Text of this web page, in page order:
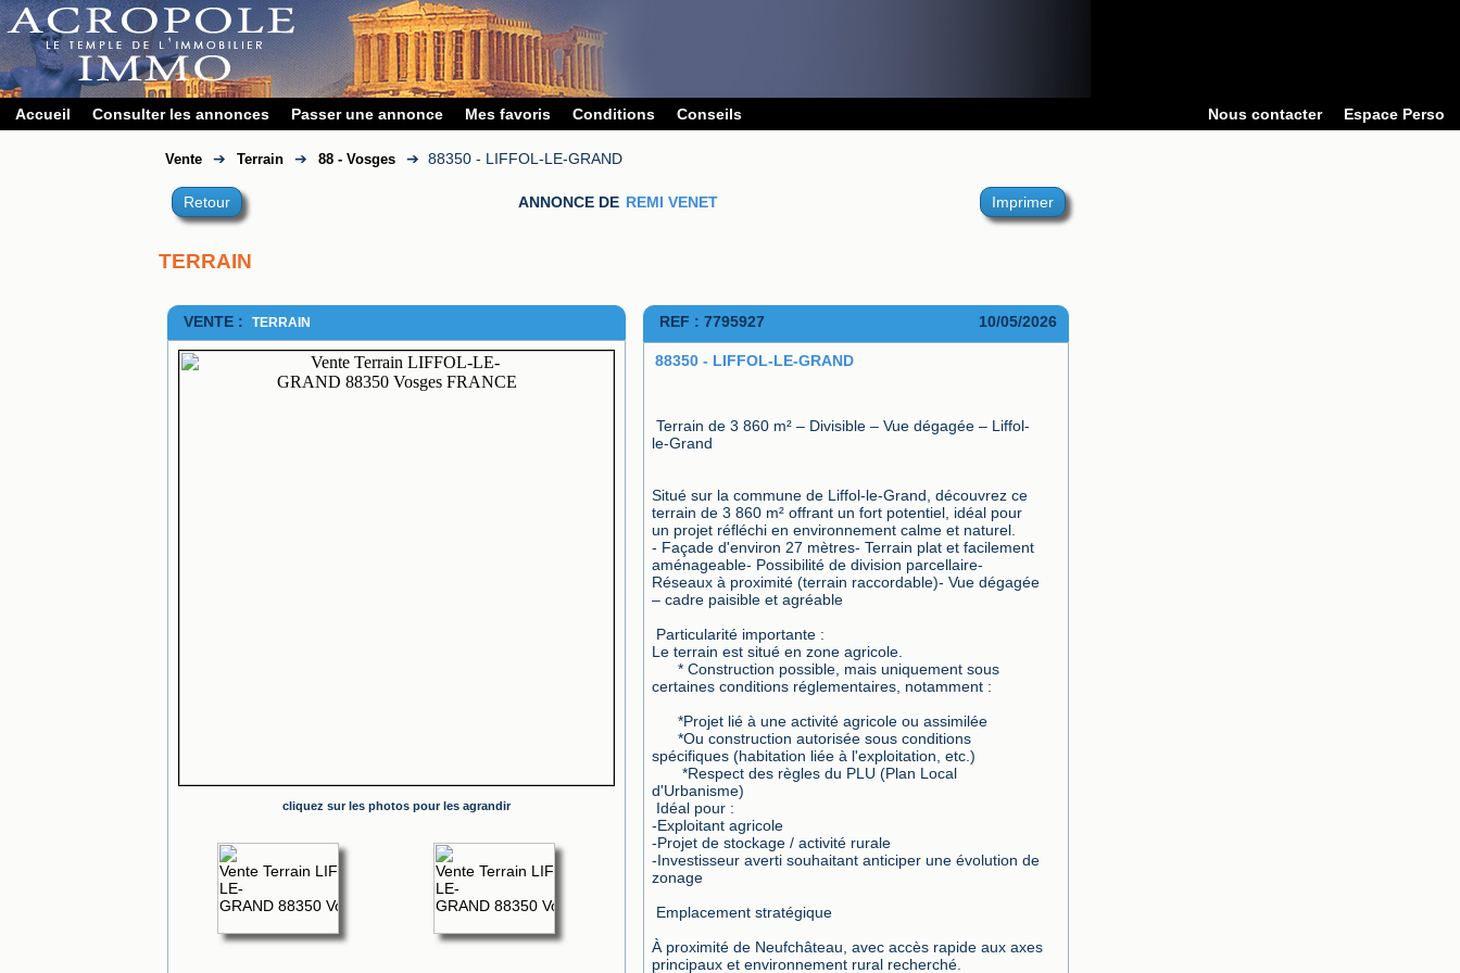
Accueil Consulter les annonces Passer une annonce Mes favoris Conditions Conseils Nous contacter Espace Perso
Vente ➔ Terrain ➔ 88 - Vosges ➔ 88350 - LIFFOL-LE-GRAND
Retour ANNONCE DE REMI VENET Imprimer
TERRAIN
VENTE : TERRAIN
cliquez sur les photos pour les agrandir
REF : 7795927 10/05/2026
88350 - LIFFOL-LE-GRAND
Terrain de 3 860 m² – Divisible – Vue dégagée – Liffol-
le-Grand
Situé sur la commune de Liffol-le-Grand, découvrez ce
terrain de 3 860 m² offrant un fort potentiel, idéal pour
un projet réfléchi en environnement calme et naturel.
- Façade d'environ 27 mètres- Terrain plat et facilement
aménageable- Possibilité de division parcellaire-
Réseaux à proximité (terrain raccordable)- Vue dégagée
– cadre paisible et agréable
Particularité importante :
Le terrain est situé en zone agricole.
certaines conditions réglementaires, notamment :
      *Projet lié à une activité agricole ou assimilée
spécifiques (habitation liée à l'exploitation, etc.)
d'Urbanisme)
Idéal pour :
-Exploitant agricole
-Projet de stockage / activité rurale
-Investisseur averti souhaitant anticiper une évolution de
zonage
Emplacement stratégique
À proximité de Neufchâteau, avec accès rapide aux axes
principaux et environnement rural recherché.